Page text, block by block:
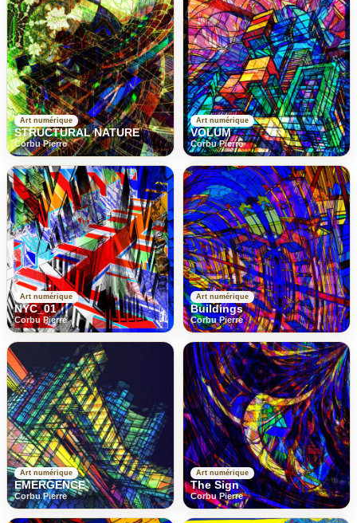
Art numérique
STRUCTURAL NATURE
Corbu Pierre
Art numérique
VOLUM
Corbu Pierre
Art numérique
NYC_01
Corbu Pierre
Art numérique
Buildings
Corbu Pierre
Art numérique
EMERGENCE
Corbu Pierre
Art numérique
The Sign
Corbu Pierre